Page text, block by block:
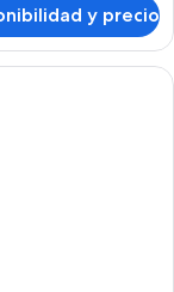
y precio
de hotel con cama,